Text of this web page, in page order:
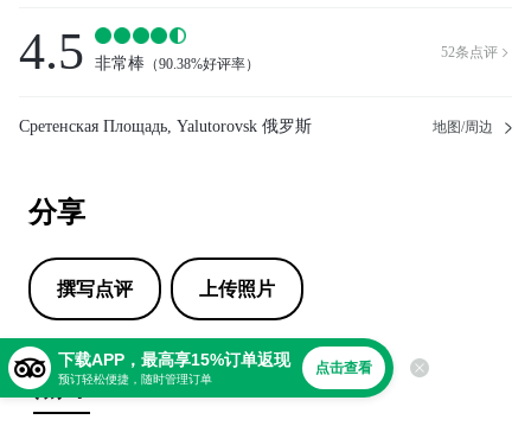
4.5 非常棒 （90.38%好评率）
52条点评 
Сретенская Площадь, Yalutorovsk 俄罗斯 地图/周边
分享
撰写点评 上传照片
点评
下载APP，最高享15%订单返现
预订轻松便捷，随时管理订单
点击查看